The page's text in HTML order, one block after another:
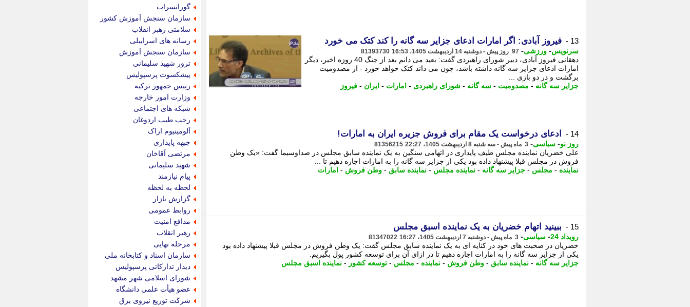
13 - فیروز آبادی: اگر امارات ادعای جزایر سه گانه را کند کتک می خورد
سرنویس- ورزشی- 97 روز پیش - دوشنبه 14 اردیبهشت 1405، 16:53 81393730
دهقانی فیروز آبادی، دبیر شورای راهبردی گفت: بعید می دانم بعد از جنگ 40 روزه اخیر، دیگر
امارات ادعای جزایر سه گانه داشته باشد، چون می داند کتک خواهد خورد - ‫‮از مصدومیت
برگشت و در دو بازی ...
جزایر سه گانه - مصدومیت - سه گانه - شورای راهبردی - امارات - ایران - فیروز
14 - ادعای درخواست یک مقام برای فروش جزیره ایران به امارات!
روز نو- سیاسی- 3 ماه پیش - سه شنبه 8 اردیبهشت 1405، 22:27 81356215
علی خضریان نماینده مجلس طیف پایداری در اتهامی سنگین به یک نماینده سابق مجلس در صداوسیما گفت: «یک وطن
فروش در مجلس قبلا پیشنهاد داده بود یکی از جزایر سه گانه را به امارات اجاره دهیم تا ...
نماینده - مجلس - جزایر سه گانه - نماینده مجلس - نماینده سابق - وطن فروش - امارات
15 - ببینید اتهام خضریان به یک نماینده اسبق مجلس
رویداد 24 - سیاسی- 3 ماه پیش - دوشنبه 7 اردیبهشت 1405، 16:27 81347022
خضریان در صحبت های خود در کنایه ای به یک نماینده سابق مجلس گفت: یک وطن فروش در مجلس قبلا پیشنهاد داده بود
یکی از جزایر سه گانه را به امارات اجاره دهیم تا در ازای آن برای توسعه کشور پول بگیریم.
جزایر سه گانه - نماینده سابق - وطن فروش - نماینده - مجلس - توسعه کشور - نماینده اسبق مجلس
گورانسراب
سازمان سنجش آموزش کشور
سلامتی رهبر انقلاب
رسانه های اسراییلی
سازمان سنجش آموزش
ترور شهید سلیمانی
پیشکسوت پرسپولیس
رییس جمهور ترکیه
وزارت امور خارجه
شبکه های اجتماعی
رجب طیب اردوغان
آلومینیوم اراک
جبهه پایداری
مرتضی آقاخان
شهید سلیمانی
پیام نیازمند
لحظه به لحظه
گزارش بازار
روابط عمومی
مدافع امنیت
رهبر انقلاب
مرحله نهایی
سازمان اسناد و کتابخانه ملی
دیدار تدارکاتی پرسپولیس
شورای اسلامی شهر مشهد
عضو هیأت علمی دانشگاه
شرکت توزیع نیروی برق